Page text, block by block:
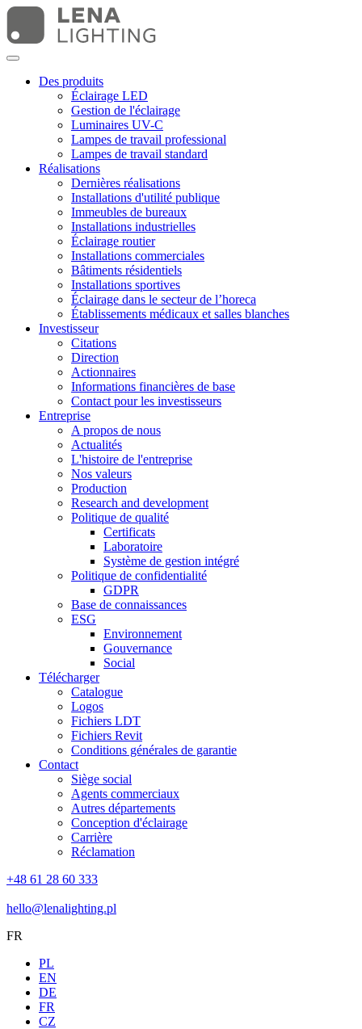
Des produits
Éclairage LED
Gestion de l'éclairage
Luminaires UV-C
Lampes de travail professional
Lampes de travail standard
Réalisations
Dernières réalisations
Installations d'utilité publique
Immeubles de bureaux
Installations industrielles
Éclairage routier
Installations commerciales
Bâtiments résidentiels
Installations sportives
Éclairage dans le secteur de l’horeca
Établissements médicaux et salles blanches
Investisseur
Citations
Direction
Actionnaires
Informations financières de base
Contact pour les investisseurs
Entreprise
A propos de nous
Actualités
L'histoire de l'entreprise
Nos valeurs
Production
Research and development
Politique de qualité
Certificats
Laboratoire
Système de gestion intégré
Politique de confidentialité
GDPR
Base de connaissances
ESG
Environnement
Gouvernance
Social
Télécharger
Catalogue
Logos
Fichiers LDT
Fichiers Revit
Conditions générales de garantie
Contact
Siège social
Agents commerciaux
Autres départements
Conception d'éclairage
Carrière
Réclamation
+48 61 28 60 333
hello@lenalighting.pl
FR
PL
EN
DE
FR
CZ